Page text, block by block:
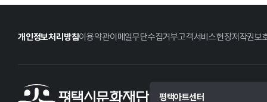
개인정보처리방침이용약관이메일무단수집거부고객서비스헌장저작권보
평택아트센터